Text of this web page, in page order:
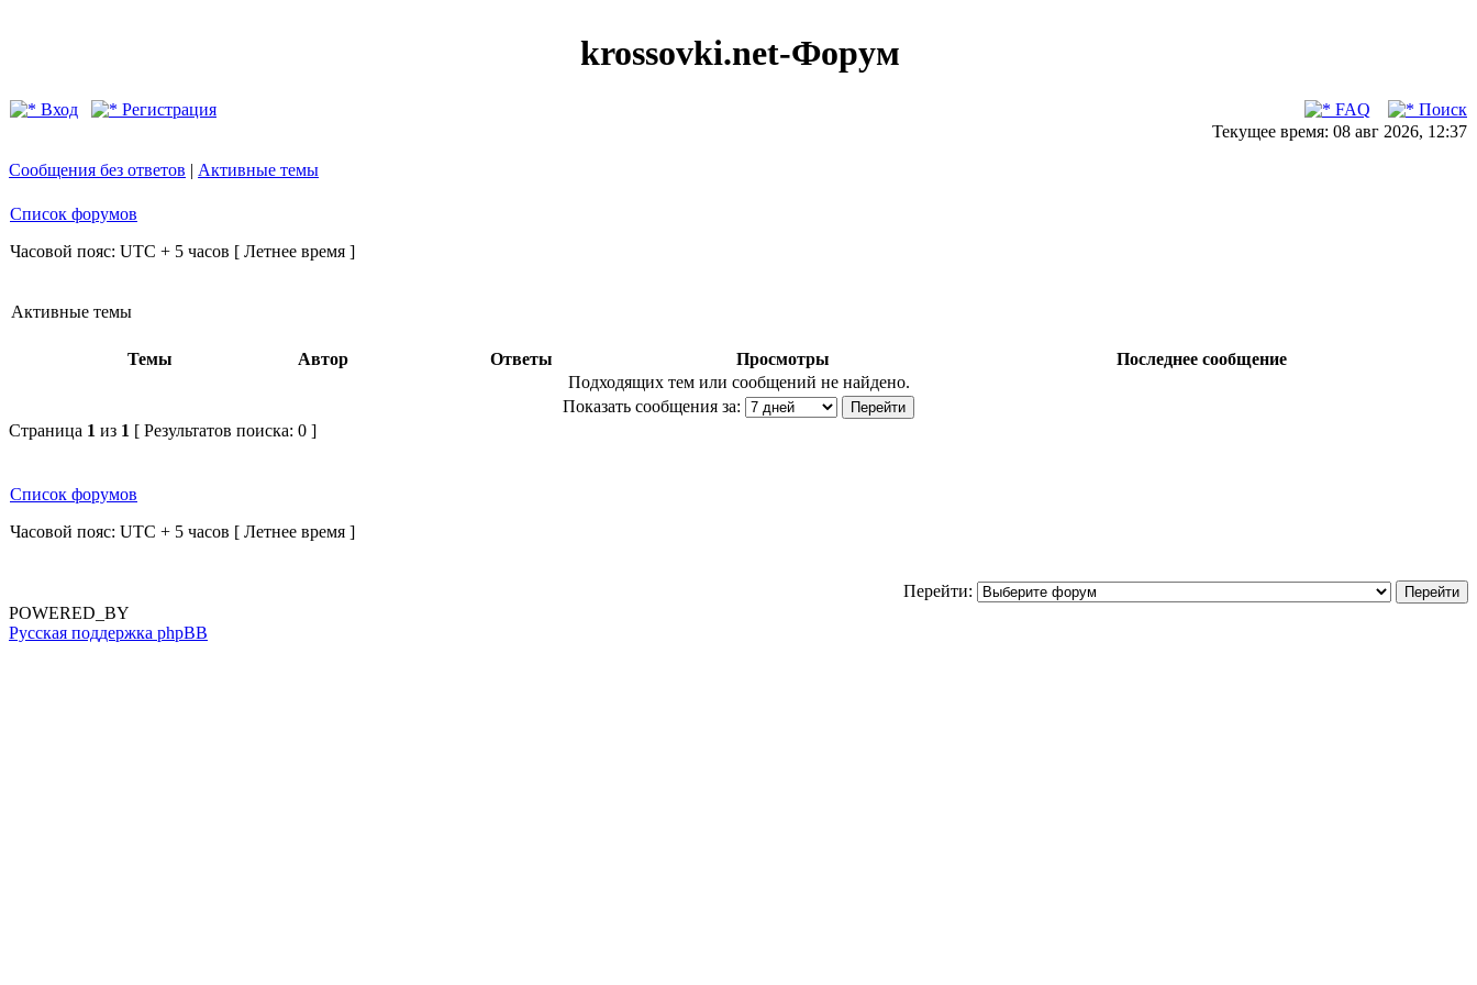
krossovki.net-Форум
Вход Регистрация FAQ
Поиск
Текущее время: 08 авг 2026, 12:37
Сообщения без ответов | Активные темы
Список форумов
Часовой пояс: UTC + 5 часов [ Летнее время ]
Активные темы
Темы Автор Ответы Просмотры
Последнее сообщение
Подходящих тем или сообщений не найдено.
Показать сообщения за:
Страница 1 из 1 [ Результатов поиска: 0 ]
Список форумов
Часовой пояс: UTC + 5 часов [ Летнее время ]
Перейти:
POWERED_BY
Русская поддержка phpBB